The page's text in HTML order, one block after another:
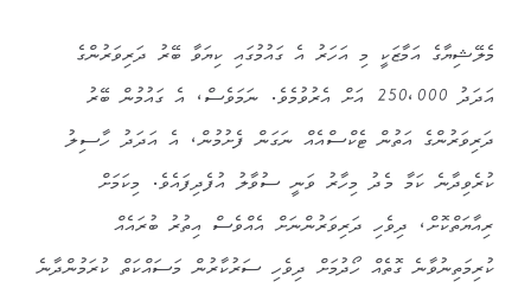
މެލޭޝިޔާގެ އަމާޒަކީ މި އަހަރު އެ ގައުމުގައި ކިޔަވާ ބޭރު ދަރިވަރުންގެ
އަދަދު 250،000 އަށް އެރުވުމެވެ. ނަމަވެސް، އެ ގައުމުން ބޭރު
ދަރިވަރުންގެ އަތުން ޓެކްސްއެއް ނަގަން ފެށުމުން، އެ އަދަދު ހާސިލު
ކުރެވިދާނެ ކަމާ މެދު މިހާރު ވަނީ ސުވާލު އުފެދިފައެވެ. މިކަމަށް
ރިއާޔަތްކޮށް، ދިވެހި ދަރިވަރުންނަށް އެއްވެސް އިތުރު ބުރައެއް
ކުރިމަތިނުވާނެ ގޮތެއް ހޯދުމަށް ދިވެހި ސަރުކާރުން މަސައްކަތް ކުރަމުންދާނެ